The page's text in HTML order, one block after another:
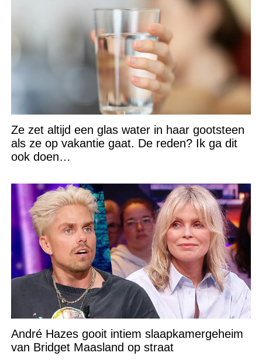
Ze zet altijd een glas water in haar gootsteen
als ze op vakantie gaat. De reden? Ik ga dit
ook doen…
André Hazes gooit intiem slaapkamergeheim
van Bridget Maasland op straat